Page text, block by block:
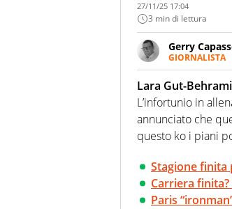
27/11/25 17:04
3 min di lettura
Gerry
GIORNALISTA
Per lui gli
innata di
Lara Gut-
L’infortunio in
annunciato che
questo ko i piani
Stagione finita
Carriera
Paris